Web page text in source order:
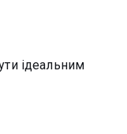
ідеальним